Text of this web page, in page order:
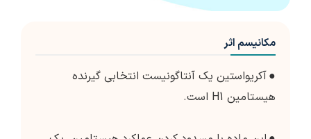
مکانیسم اثر
●آکریواستین یک آنتاگونیست انتخابی گیرنده
هیستامین H1 است.